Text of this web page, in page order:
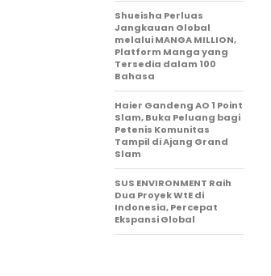
Shueisha Perluas
Jangkauan Global
melalui MANGA MILLION,
Platform Manga yang
Tersedia dalam 100
Bahasa
Haier Gandeng AO 1 Point
Slam, Buka Peluang bagi
Petenis Komunitas
Tampil di Ajang Grand
Slam
SUS ENVIRONMENT Raih
Dua Proyek WtE di
Indonesia, Percepat
Ekspansi Global